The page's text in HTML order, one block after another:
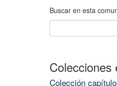
Buscar en esta
Colecciones
Colección